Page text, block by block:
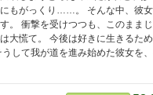
もがっくり……。 そんな中、彼
。 衝撃を受けつつも、このまま
大慌て。 今後は好きに生きるた
して我が道を進み始めた彼女を